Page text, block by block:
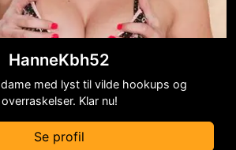
HanneKbh52
med lyst til vilde hookups og
overraskelser. Klar nu!
Se profil